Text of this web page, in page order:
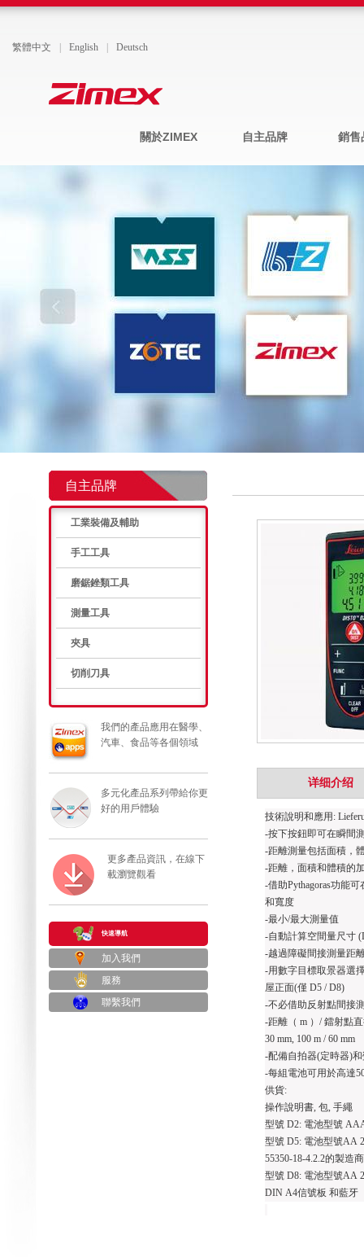
繁體中文 English Deutsch
關於ZIMEX 自主品牌 銷售
自主品牌
工業裝備及輔助
手工工具
磨鋸銼類工具
測量工具
夾具
切削刀具
我們的產品應用在醫學、
汽車、食品等各個領域
多元化產品系列帶給你更
好的用戶體驗
更多產品資訊，在線下
載瀏覽觀看
快速導航
加入我們
服務
聯繫我們
详细介绍
技術說明和應用 :
-按下按鈕即可在瞬間
-距離測量包括面積，
-距離，面積和體積的
-借助Pythagoras功能可
和寬度
-最小/最大測量值
-自動計算空間量尺寸
-越過障礙間接測量距
-用數字目標取景器選
屋正面(僅 D5 / D8)
-不必借助反射點間接
-距離（ m ） /鐳射點
30 mm, 100 m / 60 mm
-配備自拍器(定時器)
-每組電池可用於高達
供貨:
操作說明書, 包, 手繩
型號 D2: 電池型號
型號 D5: 電池型號AA
55350-18-4.2.2的製造
型號 D8: 電池型號AA
DIN A4信號板 和藍牙